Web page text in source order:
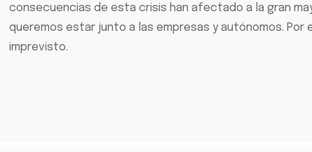
consecuencias de esta crisis han afectado a la gran
queremos estar junto a las empresas y autónomos.
imprevisto.